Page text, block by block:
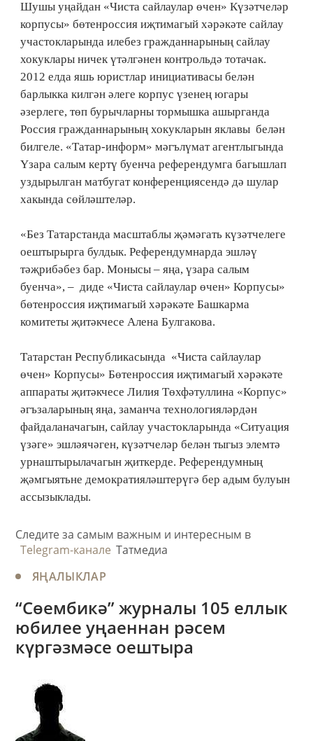
Шушы уңайдан «Чиста сайлаулар өчен» Күзәтчеләр
корпусы» бөтенроссия иҗтимагый хәрәкәте сайлау
участокларында илебез гражданнарының сайлау
хокуклары ничек үтәлгәнен контрольдә тотачак.
2012 елда яшь юристлар инициативасы белән
барлыкка килгән әлеге корпус үзенең югары
әзерлеге, төп бурычларны тормышка ашырганда
Россия гражданнарының хокукларын яклавы белән
билгеле. «Татар-информ» мәгълүмат агентлыгында
Үзара салым кертү буенча референдумга багышлап
уздырылган матбугат конференциясендә дә шулар
хакында сөйләштеләр.
«Без Татарстанда масштаблы җәмәгать күзәтчелеге
оештырырга булдык. Референдумнарда эшләү
тәҗрибәбез бар. Монысы – яңа, үзара салым
буенча», – диде «Чиста сайлаулар өчен» Корпусы»
бөтенроссия иҗтимагый хәрәкәте Башкарма
комитеты җитәкчесе Алена Булгакова.
Татарстан Республикасында «Чиста сайлаулар
өчен» Корпусы» Бөтенроссия иҗтимагый хәрәкәте
аппараты җитәкчесе Лилия Төхфәтуллина «Корпус»
әгъзаларының яңа, заманча технологияләрдән
файдаланачагын, сайлау участокларында «Ситуация
үзәге» эшләячәген, күзәтчеләр белән тыгыз элемтә
урнаштырылачагын җиткерде. Референдумның
җәмгыятьне демократияләштерүгә бер адым булуын
ассызыклады.
Следите за самым важным и интересным в
Telegram-канале Татмедиа
ЯҢАЛЫКЛАР
“Сөембикә” журналы 105 еллык
юбилее уңаеннан рәсем
күргәзмәсе оештыра